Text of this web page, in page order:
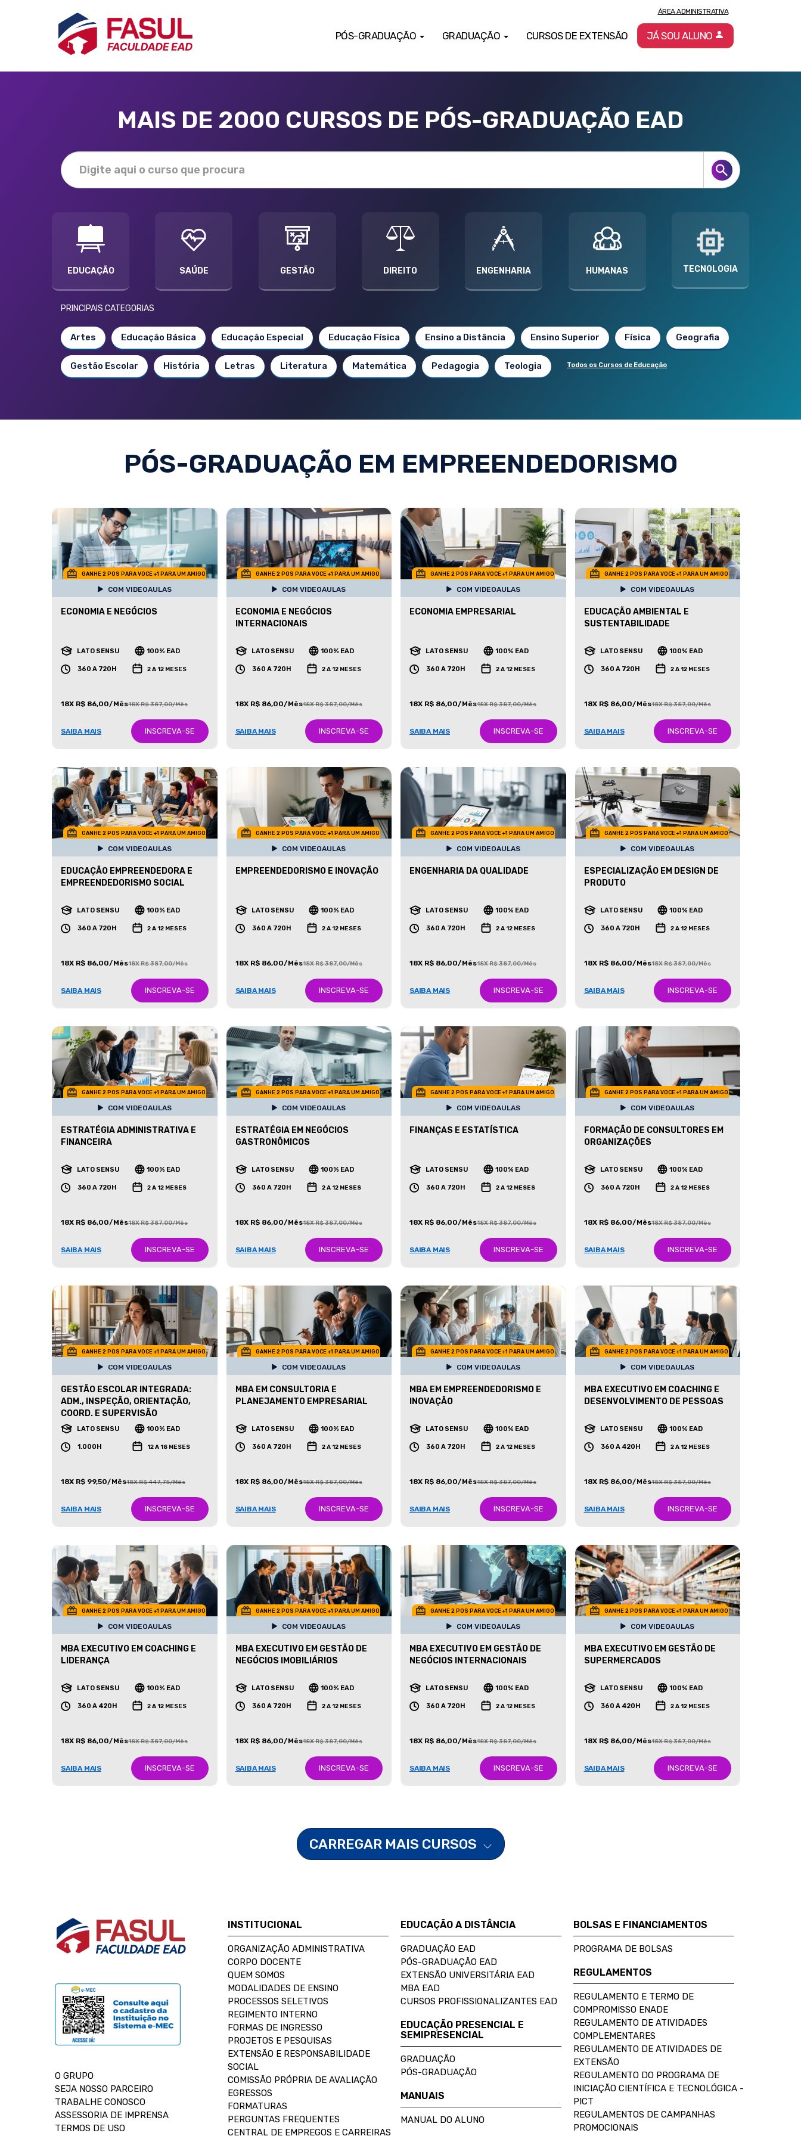
PÓS-GRADUAÇÃO GRADUAÇÃO CURSOS DE EXTENSÃO
ÁREA ADMINISTRATIVA
JÁ SOU ALUNO
MAIS DE 2000 CURSOS DE PÓS-GRADUAÇÃO EAD
EDUCAÇÃO SAÚDE GESTÃO DIREITO ENGENHARIA HUMANAS TECNOLOGIA
PRINCIPAIS CATEGORIAS
Artes Educação Básica Educação Especial Educação Física Ensino a Distância Ensino Superior Física Geografia
Gestão Escolar História Letras Literatura Matemática Pedagogia Teologia Todos os Cursos de Educação
PÓS-GRADUAÇÃO EM EMPREENDEDORISMO
GANHE 2 POS PARA VOCE +1 PARA UM AMIGO
COM VIDEOAULAS
ECONOMIA E NEGÓCIOS
LATO SENSU 100% EAD
360 A 720H 2 A 12 MESES
18X R$ 86,00/Mês18X R$ 387,00/Mês
SAIBA MAIS INSCREVA-SE
GANHE 2 POS PARA VOCE +1 PARA UM AMIGO
COM VIDEOAULAS
ECONOMIA E NEGÓCIOS
INTERNACIONAIS
LATO SENSU 100% EAD
360 A 720H 2 A 12 MESES
18X R$ 86,00/Mês18X R$ 387,00/Mês
SAIBA MAIS INSCREVA-SE
GANHE 2 POS PARA VOCE +1 PARA UM AMIGO
COM VIDEOAULAS
ECONOMIA EMPRESARIAL
LATO SENSU 100% EAD
360 A 720H 2 A 12 MESES
18X R$ 86,00/Mês18X R$ 387,00/Mês
SAIBA MAIS INSCREVA-SE
GANHE 2 POS PARA VOCE +1 PARA UM AMIGO
COM VIDEOAULAS
EDUCAÇÃO AMBIENTAL E
SUSTENTABILIDADE
LATO SENSU 100% EAD
360 A 720H 2 A 12 MESES
18X R$ 86,00/Mês18X R$ 387,00/Mês
SAIBA MAIS INSCREVA-SE
GANHE 2 POS PARA VOCE +1 PARA UM AMIGO
COM VIDEOAULAS
EDUCAÇÃO EMPREENDEDORA E
EMPREENDEDORISMO SOCIAL
LATO SENSU 100% EAD
360 A 720H 2 A 12 MESES
18X R$ 86,00/Mês18X R$ 387,00/Mês
SAIBA MAIS INSCREVA-SE
GANHE 2 POS PARA VOCE +1 PARA UM AMIGO
COM VIDEOAULAS
EMPREENDEDORISMO E INOVAÇÃO
LATO SENSU 100% EAD
360 A 720H 2 A 12 MESES
18X R$ 86,00/Mês18X R$ 387,00/Mês
SAIBA MAIS INSCREVA-SE
GANHE 2 POS PARA VOCE +1 PARA UM AMIGO
COM VIDEOAULAS
ENGENHARIA DA QUALIDADE
LATO SENSU 100% EAD
360 A 720H 2 A 12 MESES
18X R$ 86,00/Mês18X R$ 387,00/Mês
SAIBA MAIS INSCREVA-SE
GANHE 2 POS PARA VOCE +1 PARA UM AMIGO
COM VIDEOAULAS
ESPECIALIZAÇÃO EM DESIGN DE
PRODUTO
LATO SENSU 100% EAD
360 A 720H 2 A 12 MESES
18X R$ 86,00/Mês18X R$ 387,00/Mês
SAIBA MAIS INSCREVA-SE
GANHE 2 POS PARA VOCE +1 PARA UM AMIGO
COM VIDEOAULAS
ESTRATÉGIA ADMINISTRATIVA E
FINANCEIRA
LATO SENSU 100% EAD
360 A 720H 2 A 12 MESES
18X R$ 86,00/Mês18X R$ 387,00/Mês
SAIBA MAIS INSCREVA-SE
GANHE 2 POS PARA VOCE +1 PARA UM AMIGO
COM VIDEOAULAS
ESTRATÉGIA EM NEGÓCIOS
GASTRONÔMICOS
LATO SENSU 100% EAD
360 A 720H 2 A 12 MESES
18X R$ 86,00/Mês18X R$ 387,00/Mês
SAIBA MAIS INSCREVA-SE
GANHE 2 POS PARA VOCE +1 PARA UM AMIGO
COM VIDEOAULAS
FINANÇAS E ESTATÍSTICA
LATO SENSU 100% EAD
360 A 720H 2 A 12 MESES
18X R$ 86,00/Mês18X R$ 387,00/Mês
SAIBA MAIS INSCREVA-SE
GANHE 2 POS PARA VOCE +1 PARA UM AMIGO
COM VIDEOAULAS
FORMAÇÃO DE CONSULTORES EM
ORGANIZAÇÕES
LATO SENSU 100% EAD
360 A 720H 2 A 12 MESES
18X R$ 86,00/Mês18X R$ 387,00/Mês
SAIBA MAIS INSCREVA-SE
GANHE 2 POS PARA VOCE +1 PARA UM AMIGO
COM VIDEOAULAS
GESTÃO ESCOLAR INTEGRADA:
ADM., INSPEÇÃO, ORIENTAÇÃO,
COORD. E SUPERVISÃO
LATO SENSU 100% EAD
1.000H 12 A 18 MESES
18X R$ 99,50/Mês18X R$ 447,75/Mês
SAIBA MAIS INSCREVA-SE
GANHE 2 POS PARA VOCE +1 PARA UM AMIGO
COM VIDEOAULAS
MBA EM CONSULTORIA E
PLANEJAMENTO EMPRESARIAL
LATO SENSU 100% EAD
360 A 720H 2 A 12 MESES
18X R$ 86,00/Mês18X R$ 387,00/Mês
SAIBA MAIS INSCREVA-SE
GANHE 2 POS PARA VOCE +1 PARA UM AMIGO
COM VIDEOAULAS
MBA EM EMPREENDEDORISMO E
INOVAÇÃO
LATO SENSU 100% EAD
360 A 720H 2 A 12 MESES
18X R$ 86,00/Mês18X R$ 387,00/Mês
SAIBA MAIS INSCREVA-SE
GANHE 2 POS PARA VOCE +1 PARA UM AMIGO
COM VIDEOAULAS
MBA EXECUTIVO EM COACHING E
DESENVOLVIMENTO DE PESSOAS
LATO SENSU 100% EAD
360 A 420H 2 A 12 MESES
18X R$ 86,00/Mês18X R$ 387,00/Mês
SAIBA MAIS INSCREVA-SE
GANHE 2 POS PARA VOCE +1 PARA UM AMIGO
COM VIDEOAULAS
MBA EXECUTIVO EM COACHING E
LIDERANÇA
LATO SENSU 100% EAD
360 A 420H 2 A 12 MESES
18X R$ 86,00/Mês18X R$ 387,00/Mês
SAIBA MAIS INSCREVA-SE
GANHE 2 POS PARA VOCE +1 PARA UM AMIGO
COM VIDEOAULAS
MBA EXECUTIVO EM GESTÃO DE
NEGÓCIOS IMOBILIÁRIOS
LATO SENSU 100% EAD
360 A 720H 2 A 12 MESES
18X R$ 86,00/Mês18X R$ 387,00/Mês
SAIBA MAIS INSCREVA-SE
GANHE 2 POS PARA VOCE +1 PARA UM AMIGO
COM VIDEOAULAS
MBA EXECUTIVO EM GESTÃO DE
NEGÓCIOS INTERNACIONAIS
LATO SENSU 100% EAD
360 A 720H 2 A 12 MESES
18X R$ 86,00/Mês18X R$ 387,00/Mês
SAIBA MAIS INSCREVA-SE
GANHE 2 POS PARA VOCE +1 PARA UM AMIGO
COM VIDEOAULAS
MBA EXECUTIVO EM GESTÃO DE
SUPERMERCADOS
LATO SENSU 100% EAD
360 A 420H 2 A 12 MESES
18X R$ 86,00/Mês18X R$ 387,00/Mês
SAIBA MAIS INSCREVA-SE
CARREGAR MAIS CURSOS
O GRUPO
SEJA NOSSO PARCEIRO
TRABALHE CONOSCO
ASSESSORIA DE IMPRENSA
TERMOS DE USO
INSTITUCIONAL
ORGANIZAÇÃO ADMINISTRATIVA
CORPO DOCENTE
QUEM SOMOS
MODALIDADES DE ENSINO
PROCESSOS SELETIVOS
REGIMENTO INTERNO
FORMAS DE INGRESSO
PROJETOS E PESQUISAS
EXTENSÃO E RESPONSABILIDADE
SOCIAL
COMISSÃO PRÓPRIA DE AVALIAÇÃO
EGRESSOS
FORMATURAS
PERGUNTAS FREQUENTES
CENTRAL DE EMPREGOS E CARREIRAS
EDUCAÇÃO A DISTÂNCIA
GRADUAÇÃO EAD
PÓS-GRADUAÇÃO EAD
EXTENSÃO UNIVERSITÁRIA EAD
MBA EAD
CURSOS PROFISSIONALIZANTES EAD
EDUCAÇÃO PRESENCIAL E
SEMIPRESENCIAL
GRADUAÇÃO
PÓS-GRADUAÇÃO
MANUAIS
MANUAL DO ALUNO
BOLSAS E FINANCIAMENTOS
PROGRAMA DE BOLSAS
REGULAMENTOS
REGULAMENTO E TERMO DE
COMPROMISSO ENADE
REGULAMENTO DE ATIVIDADES
COMPLEMENTARES
REGULAMENTO DE ATIVIDADES DE
EXTENSÃO
REGULAMENTO DO PROGRAMA DE
INICIAÇÃO CIENTÍFICA E TECNOLÓGICA -
PICT
REGULAMENTOS DE CAMPANHAS
PROMOCIONAIS